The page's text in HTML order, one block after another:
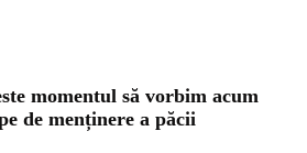
momentul să vorbim acum
de menținere a păcii